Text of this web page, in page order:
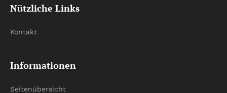
Nützliche Links
Kontakt
Informationen
Seitenübersicht